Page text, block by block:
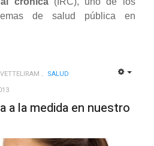
de salud pública en
SALUD
a la medida en nuestro